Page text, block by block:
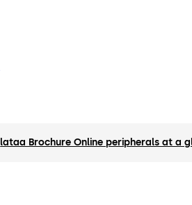
lataa Brochure Online peripherals at a